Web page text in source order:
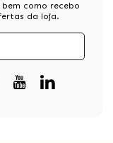
bem como recebo
da loja.